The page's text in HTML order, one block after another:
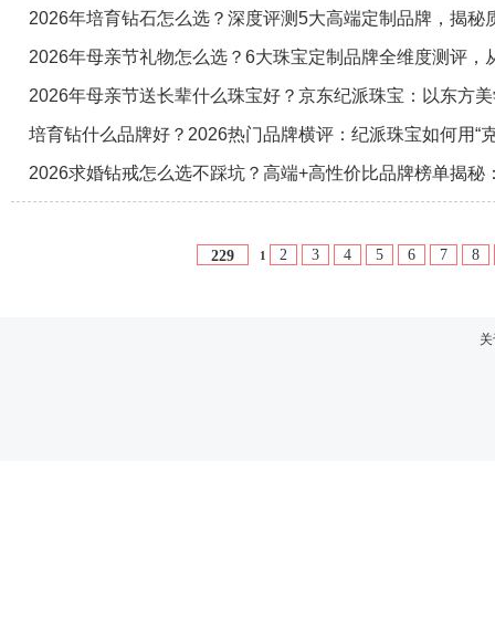
2026年培育钻石怎么选？深度评测5大高端定制品牌，揭秘
2026年母亲节礼物怎么选？6大珠宝定制品牌全维度测评，
2026年母亲节送长辈什么珠宝好？京东纪派珠宝：以东方
培育钻什么品牌好？2026热门品牌横评：纪派珠宝如何用“
2026求婚钻戒怎么选不踩坑？高端+高性价比品牌榜单揭秘
229 1 2 3 4 5 6 7 8